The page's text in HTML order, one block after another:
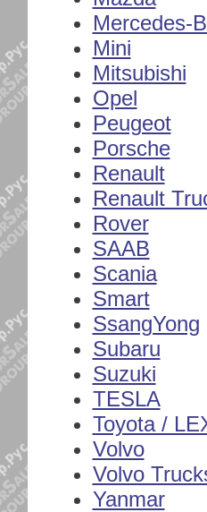
Mercedes-
Mini
Mitsubishi
Opel
Peugeot
Porsche
Renault
Renault
Rover
SAAB
Scania
Smart
SsangYong
Subaru
Suzuki
TESLA
Toyota /
Volvo
Volvo
Yanmar